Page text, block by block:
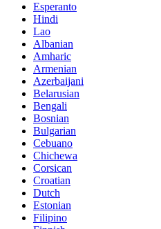
Esperanto
Hindi
Lao
Albanian
Amharic
Armenian
Azerbaijani
Belarusian
Bengali
Bosnian
Bulgarian
Cebuano
Chichewa
Corsican
Croatian
Dutch
Estonian
Filipino